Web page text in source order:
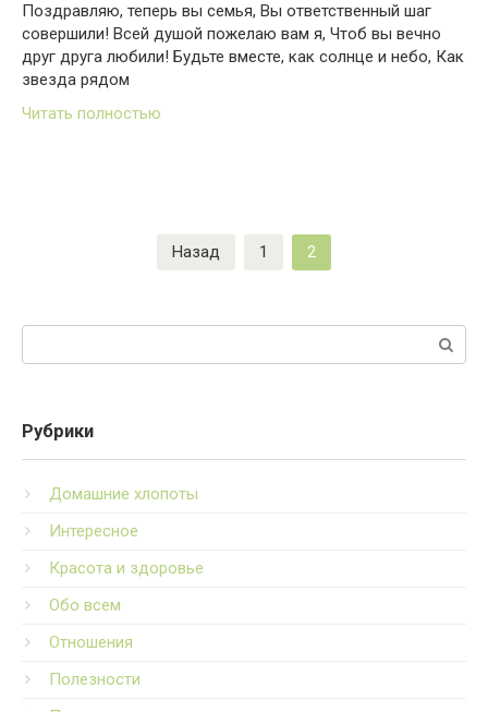
Поздравляю, теперь вы семья, Вы ответственный шаг
совершили! Всей душой пожелаю вам я, Чтоб вы вечно
друг друга любили! Будьте вместе, как солнце и небо, Как
звезда рядом
Читать полностью
Назад 1 2
Поиск:
Рубрики
Домашние хлопоты
Интересное
Красота и здоровье
Обо всем
Отношения
Полезности